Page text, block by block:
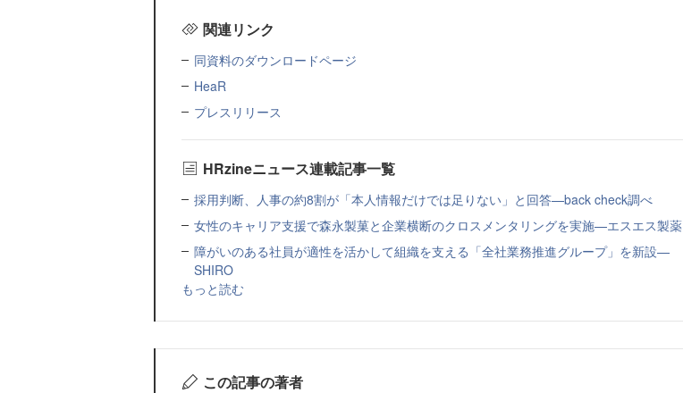
関連リンク
同資料のダウンロードページ
HeaR
プレスリリース
HRzineニュース連載記事一覧
採用判断、人事の約8割が「本人情報だけでは足りない」と回答—back check調べ
女性のキャリア支援で森永製菓と企業横断のクロスメンタリングを実施—エスエス製薬
障がいのある社員が適性を活かして組織を支える「全社業務推進グループ」を新設—
SHIRO
もっと読む
この記事の著者